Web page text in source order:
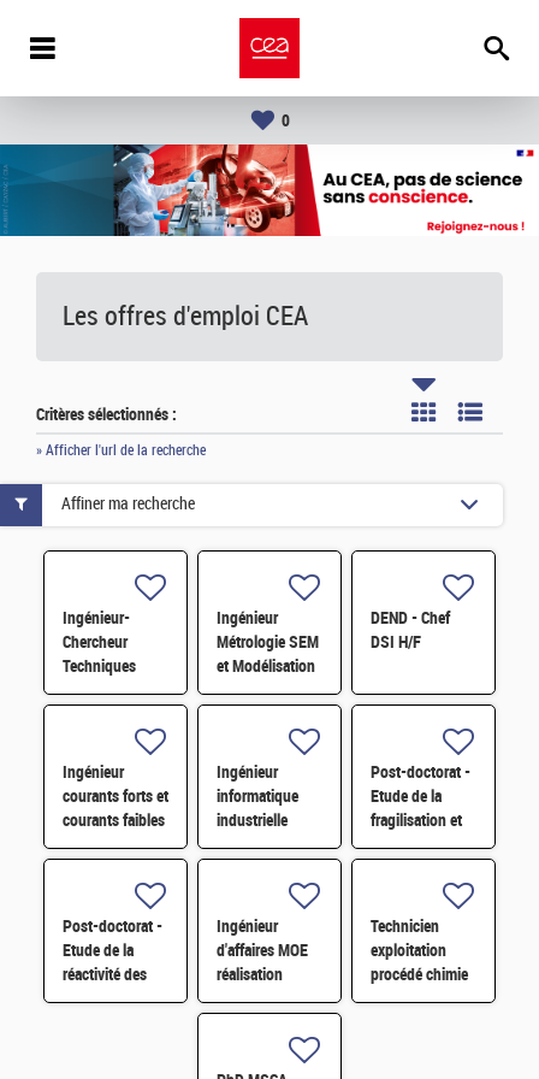
0
Les offres d'emploi CEA
Critères sélectionnés :
» Afficher l'url de la recherche
Ingénieur-
Chercheur
Techniques
Numériques et
Lithographie
H/F
Ingénieur
Métrologie SEM
et Modélisation
de la
DEND - Chef
DSI H/F
Ingénieur
courants forts et
courants faibles
H/F
Ingénieur
informatique
industrielle
Alignement du
Post-doctorat -
Etude de la
fragilisation et
de la fatigue
inoxydables H/F
Post-doctorat -
Etude de la
réactivité des
oxydes de
Ingénieur
d'affaires MOE
réalisation
d'installation
Technicien
exploitation
procédé chimie
H/F
Affiner ma recherche